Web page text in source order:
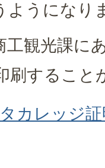
ようになり
工観光課に
刷すること
カレッジ